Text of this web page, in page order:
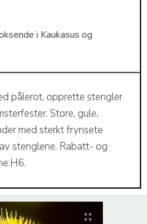
i Kaukasus og
pålerot, opprette stengler
Store, gule,
med sterkt frynsete
stenglene. Rabatt- og